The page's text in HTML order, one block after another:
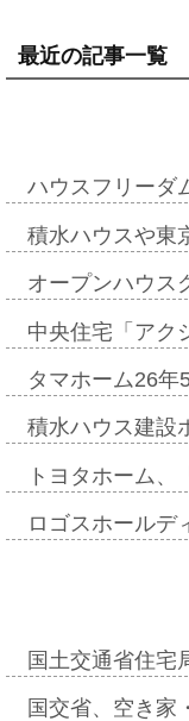
最近の記事一覧
ハウスフリーダ
積水ハウスや東
オープンハウス
中央住宅「アク
タマホーム26
積水ハウス建設
トヨタホーム
ロゴスホール
国土交通省住宅
国交省、空き家